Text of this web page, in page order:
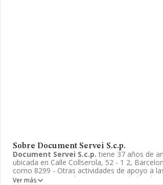
Sobre Document Servei S.c.p.
Document Servei S.c.p. tiene 37 años de
ubicada en Calle Collserola, 52 - 1 2,
como 8299 - Otras actividades de apoyo a
Document Servei S.c.p.
es Sociedad civil.
Ver más